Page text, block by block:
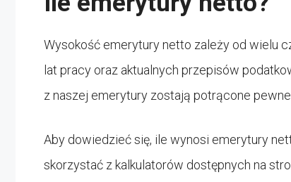
Wysokość emerytury netto zależy od wielu
lat pracy oraz aktualnych przepisów
z naszej emerytury zostają potrącone
Aby dowiedzieć się, ile wynosi emerytury
skorzystać z kalkulatorów dostępnych na